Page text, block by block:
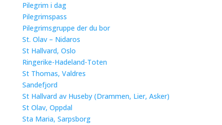
Pilegrim i dag
Pilegrimspass
Pilegrimsgruppe der du bor
St. Olav – Nidaros
St Hallvard, Oslo
Ringerike-Hadeland-Toten
St Thomas, Valdres
Sandefjord
St Hallvard av Huseby (Drammen, Lier, Asker)
St Olav, Oppdal
Sta Maria, Sarpsborg